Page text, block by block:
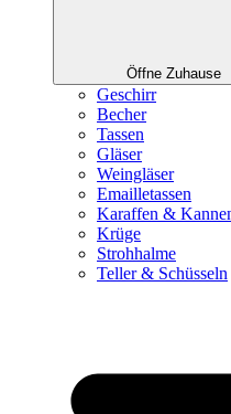
Öffne Zuhause
Geschirr
Becher
Tassen
Gläser
Weingläser
Emailletassen
Karaffen &
Krüge
Strohhalme
Teller & Schüsseln